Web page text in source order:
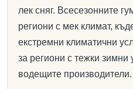
лек сняг. Всесезонните
региони с мек климат,
екстремни климатични
за региони с тежки зимни
водещите производители.